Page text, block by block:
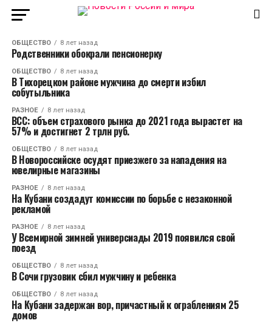
ОБЩЕСТВО 8 лет назад
Родственники обокрали пенсионерку
ОБЩЕСТВО 8 лет назад
В Тихорецком районе мужчина до смерти избил
собутыльника
РАЗНОЕ 8 лет назад
ВСС: объем страхового рынка до 2021 года вырастет на
57% и достигнет 2 трлн руб.
ОБЩЕСТВО 8 лет назад
В Новороссийске осудят приезжего за нападения на
ювелирные магазины
РАЗНОЕ 8 лет назад
На Кубани создадут комиссии по борьбе с незаконной
рекламой
РАЗНОЕ 8 лет назад
У Всемирной зимней универсиады 2019 появился свой
поезд
ОБЩЕСТВО 8 лет назад
В Сочи грузовик сбил мужчину и ребенка
ОБЩЕСТВО 8 лет назад
На Кубани задержан вор, причастный к ограблениям 25
домов